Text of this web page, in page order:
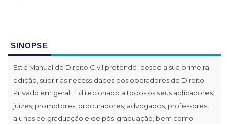
SINOPSE
Este Manual de Direito Civil pretende, desde a sua primeira
edição, suprir as necessidades dos operadores do Direito
Privado em geral. É direcionado a todos os seus aplicadores:
juízes, promotores, procuradores, advogados, professores,
alunos de graduação e de pós-graduação, bem como